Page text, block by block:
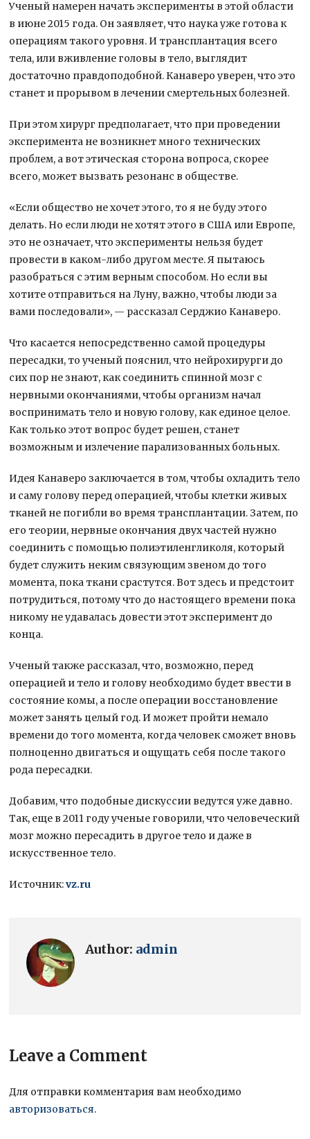
Ученый намерен начать эксперименты в этой области
в июне 2015 года. Он заявляет, что наука уже готова к
операциям такого уровня. И трансплантация всего
тела, или вживление головы в тело, выглядит
достаточно правдоподобной. Канаверо уверен, что это
станет и прорывом в лечении смертельных болезней.
При этом хирург предполагает, что при проведении
эксперимента не возникнет много технических
проблем, а вот этическая сторона вопроса, скорее
всего, может вызвать резонанс в обществе.
«Если общество не хочет этого, то я не буду этого
делать. Но если люди не хотят этого в США или Европе,
это не означает, что эксперименты нельзя будет
провести в каком-либо другом месте. Я пытаюсь
разобраться с этим верным способом. Но если вы
хотите отправиться на Луну, важно, чтобы люди за
вами последовали», — рассказал Серджио Канаверо.
Что касается непосредственно самой процедуры
пересадки, то ученый пояснил, что нейрохирурги до
сих пор не знают, как соединить спинной мозг с
нервными окончаниями, чтобы организм начал
воспринимать тело и новую голову, как единое целое.
Как только этот вопрос будет решен, станет
возможным и излечение парализованных больных.
Идея Канаверо заключается в том, чтобы охладить тело
и саму голову перед операцией, чтобы клетки живых
тканей не погибли во время трансплантации. Затем, по
его теории, нервные окончания двух частей нужно
соединить с помощью полиэтиленгликоля, который
будет служить неким связующим звеном до того
момента, пока ткани срастутся. Вот здесь и предстоит
потрудиться, потому что до настоящего времени пока
никому не удавалась довести этот эксперимент до
конца.
Ученый также рассказал, что, возможно, перед
операцией и тело и голову необходимо будет ввести в
состояние комы, а после операции восстановление
может занять целый год. И может пройти немало
времени до того момента, когда человек сможет вновь
полноценно двигаться и ощущать себя после такого
рода пересадки.
Добавим, что подобные дискуссии ведутся уже давно.
Так, еще в 2011 году ученые говорили, что человеческий
мозг можно пересадить в другое тело и даже в
искусственное тело.
Источник:vz.ru
Author: admin
Leave a Comment
Для отправки комментария вам необходимо
авторизоваться.